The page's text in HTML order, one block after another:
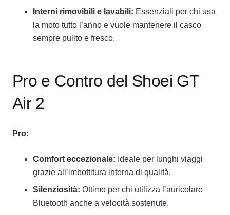
Interni rimovibili e lavabili: Essenziali per chi usa
la moto tutto l’anno e vuole mantenere il casco
sempre pulito e fresco.
Pro e Contro del Shoei GT
Air 2
Pro:
Comfort eccezionale: Ideale per lunghi viaggi
grazie all’imbottitura interna di qualità.
Silenziosità: Ottimo per chi utilizza l’auricolare
Bluetooth anche a velocità sostenute.